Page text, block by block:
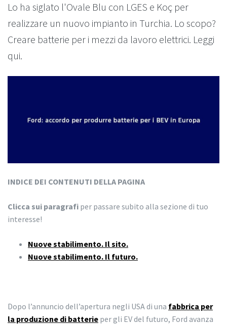
Lo ha siglato l'Ovale Blu con LGES e Koç per
realizzare un nuovo impianto in Turchia. Lo scopo?
Creare batterie per i mezzi da lavoro elettrici. Leggi
qui.
INDICE DEI CONTENUTI DELLA PAGINA
Clicca sui paragrafi per passare subito alla sezione di tuo
interesse!
Nuove stabilimento. Il sito.
Nuove stabilimento. Il futuro.
Dopo l’annuncio dell’apertura negli USA di una fabbrica per
la produzione di batterie per gli EV del futuro, Ford avanza